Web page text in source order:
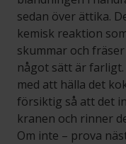
sedan över ättika.
kemisk reaktion
skummar och
något sätt är
med att hälla det
försiktig så att det
kranen och rinner
Om inte – prova